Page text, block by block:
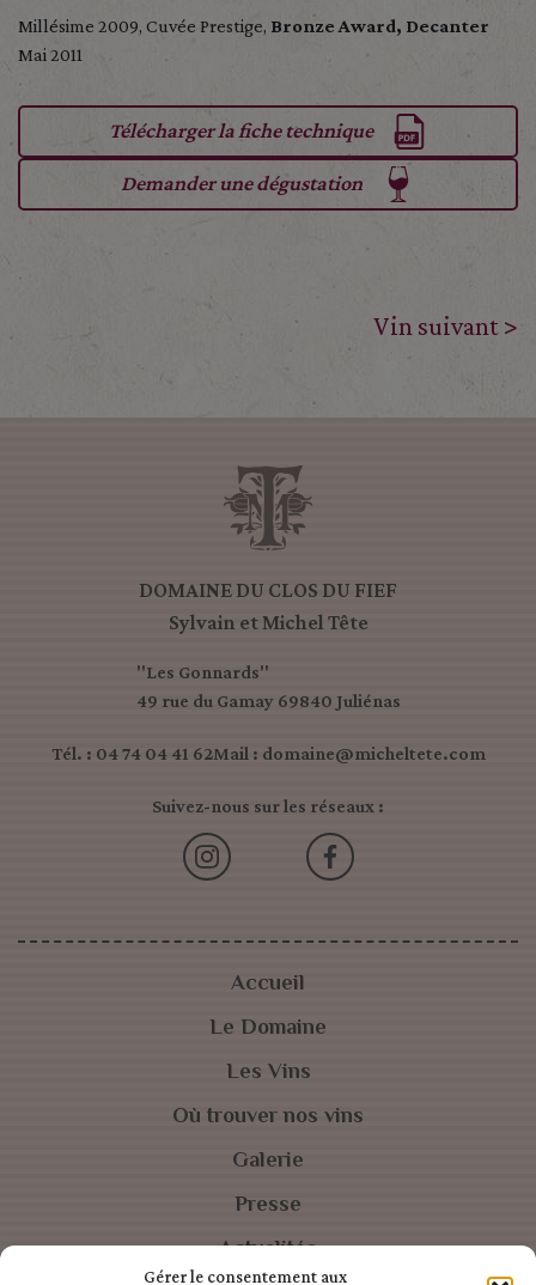
Gérer le consentement aux
Millésime 2009, Cuvée Prestige, Bronze Award, Decanter
Mai 2011
Télécharger la fiche technique
Demander une dégustation
Vin suivant >
DOMAINE DU CLOS DU FIEF
Sylvain et Michel Tête
"Les Gonnards"
49 rue du Gamay 69840 Juliénas
Tél. : 04 74 04 41 62Mail : domaine@micheltete.com
Suivez-nous sur les réseaux :
Accueil
Le Domaine
Les Vins
Où trouver nos vins
Galerie
Presse
Actualités